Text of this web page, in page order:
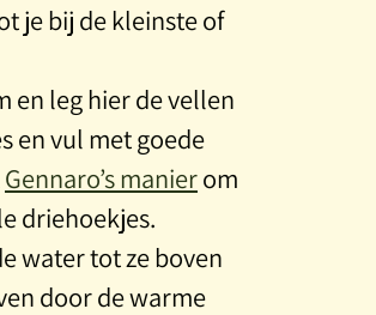
je bij de kleinste of
en leg hier de vellen
en vul met goede
Gennaro’s manierom
driehoekjes.
water tot ze boven
door de warme